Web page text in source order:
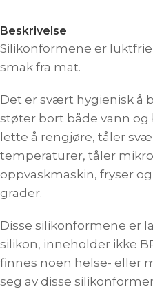
Beskrivelse
Silikonformene er
smak fra mat.
Det er svært hygienisk å
støter bort både vann
lette å rengjøre, tåler
temperaturer, tåler
oppvaskmaskin, fryser
grader.
Disse silikonformene er
silikon, inneholder ikke
finnes noen helse- eller
seg av disse